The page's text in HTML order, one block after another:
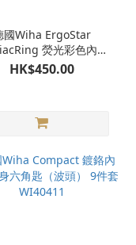
國Wiha ErgoStar
熒光彩色內六
手 9件套 WI43850
HK$450.00